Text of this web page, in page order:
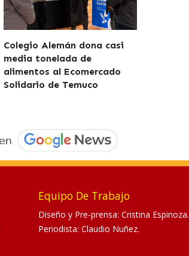
Colegio Alemán dona casi
media tonelada de
alimentos al Ecomercado
Solidario de Temuco
Equipo De Trabajo
Diseño y Pre-prensa: Cristina Espinoza.
Periodista: Claudio Nuñez.